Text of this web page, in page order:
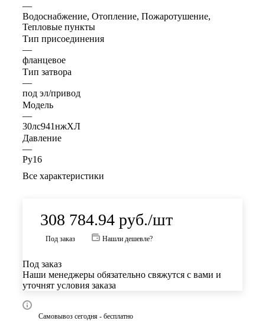
—
Водоснабжение, Отопление, Пожаротушение,
Тепловые пункты
Тип присоединения
—
фланцевое
Тип затвора
—
под эл/привод
Модель
—
30лс941нжХЛ
Давление
—
Ру16
Все характеристики
308 784.94 руб./шт
Под заказ Нашли дешевле?
Под заказ
Наши менеджеры обязательно свяжутся с вами и
уточнят условия заказа
Самовывоз сегодня - бесплатно